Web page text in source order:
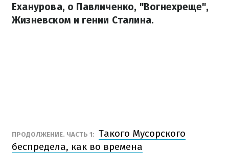
Еханурова, о Павличенко, "Вогнехреще",
Жизневском и гении Сталина.
ПРОДОЛЖЕНИЕ. ЧАСТЬ 1: Такого Мусорского
беспредела, как во времена